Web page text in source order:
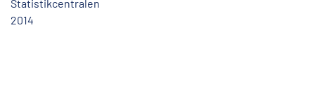
Statistikcentralen
2014